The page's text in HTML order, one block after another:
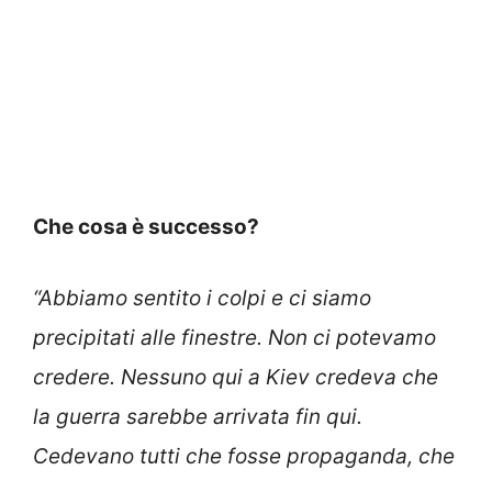
Che cosa è successo?
“Abbiamo sentito i colpi e ci siamo
precipitati alle finestre. Non ci potevamo
credere. Nessuno qui a Kiev credeva che
la guerra sarebbe arrivata fin qui.
Cedevano tutti che fosse propaganda, che